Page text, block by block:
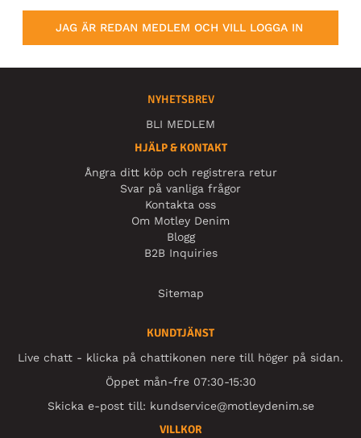
JAG ÄR REDAN MEDLEM OCH VILL LOGGA IN
NYHETSBREV
BLI MEDLEM
HJÄLP & KONTAKT
Ångra ditt köp och registrera retur
Svar på vanliga frågor
Kontakta oss
Om Motley Denim
Blogg
B2B Inquiries
Sitemap
KUNDTJÄNST
Live chatt - klicka på chattikonen nere till höger på sidan.
Öppet mån-fre 07:30-15:30
Skicka e-post till: kundservice@motleydenim.se
VILLKOR